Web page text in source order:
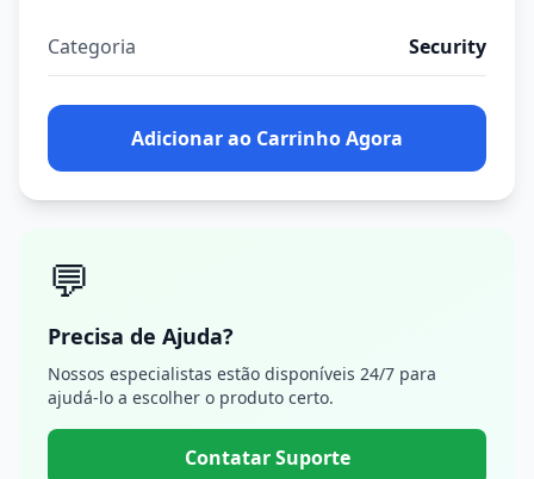
Categoria Security
Adicionar ao Carrinho Agora
💬
Precisa de Ajuda?
Nossos especialistas estão disponíveis 24/7 para
ajudá-lo a escolher o produto certo.
Contatar Suporte